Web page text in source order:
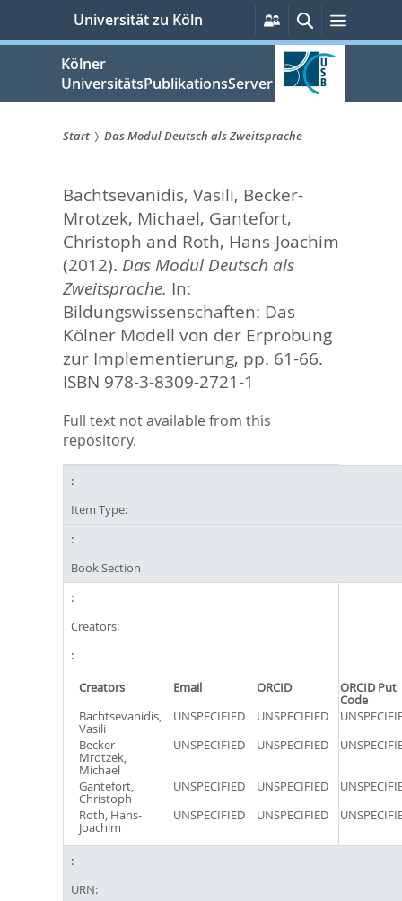
springen
Universität zu Köln
Persönliche
Services
SucheMenü
Kölner
UniversitätsPublikationsServer
sind
hier:
Start Das Modul Deutsch als Zweitsprache
Bachtsevanidis, Vasili, Becker-
Mrotzek, Michael, Gantefort,
Christoph and Roth, Hans-Joachim
(2012). Das Modul Deutsch als
Zweitsprache. In:
Bildungswissenschaften: Das
Kölner Modell von der Erprobung
zur Implementierung, pp. 61-66.
ISBN 978-3-8309-2721-1
Full text not available from this
repository.
Item Type:
Book Section
Creators:
Creators Email ORCID ORCID Put
Code
Bachtsevanidis,
Vasili
UNSPECIFIED UNSPECIFIED
Becker-
Mrotzek,
Michael
UNSPECIFIED UNSPECIFIED
Gantefort,
Christoph
UNSPECIFIED UNSPECIFIED
Roth, Hans-
Joachim
UNSPECIFIED UNSPECIFIED
URN: